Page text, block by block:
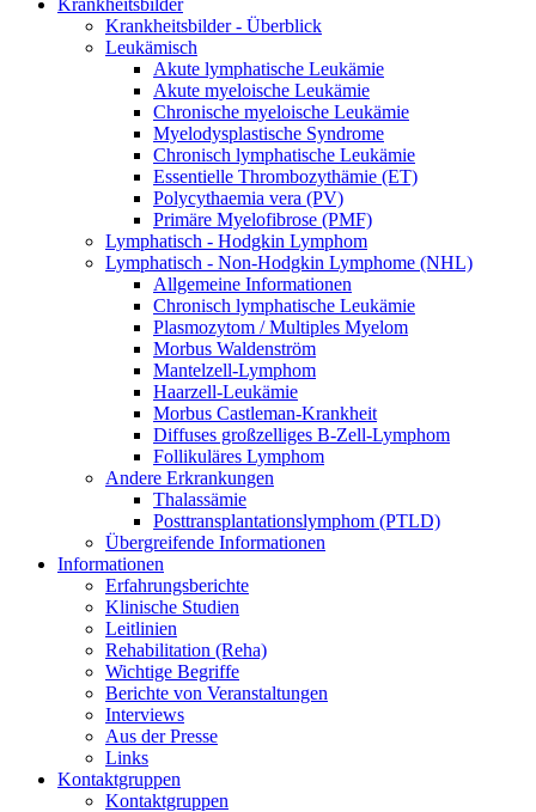
Krankheitsbilder
Krankheitsbilder - Überblick
Leukämisch
Akute lymphatische Leukämie
Akute myeloische Leukämie
Chronische myeloische Leukämie
Myelodysplastische Syndrome
Chronisch lymphatische Leukämie
Essentielle Thrombozythämie (ET)
Polycythaemia vera (PV)
Primäre Myelofibrose (PMF)
Lymphatisch - Hodgkin Lymphom
Lymphatisch - Non-Hodgkin Lymphome (NHL)
Allgemeine Informationen
Chronisch lymphatische Leukämie
Plasmozytom / Multiples Myelom
Morbus Waldenström
Mantelzell-Lymphom
Haarzell-Leukämie
Morbus Castleman-Krankheit
Diffuses großzelliges B-Zell-Lymphom
Follikuläres Lymphom
Andere Erkrankungen
Thalassämie
Posttransplantationslymphom (PTLD)
Übergreifende Informationen
Informationen
Erfahrungsberichte
Klinische Studien
Leitlinien
Rehabilitation (Reha)
Wichtige Begriffe
Berichte von Veranstaltungen
Interviews
Aus der Presse
Links
Kontaktgruppen
Kontaktgruppen